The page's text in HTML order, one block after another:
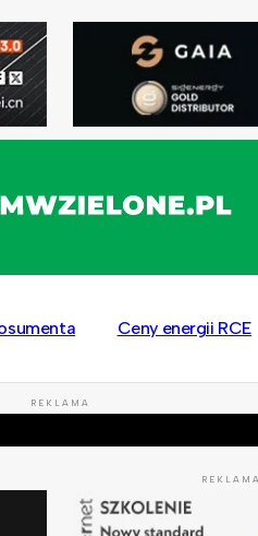
Ceny energii RCE
REKLAMA
REKLAMA